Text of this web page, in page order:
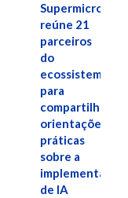
Supermicro
reúne 21
parceiros
do
ecossistema
para
compartilhar
orientações
práticas
sobre a
implementação
de IA